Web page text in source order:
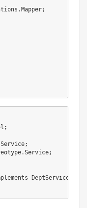
.Mapper;
;
;
.Service;
DeptService